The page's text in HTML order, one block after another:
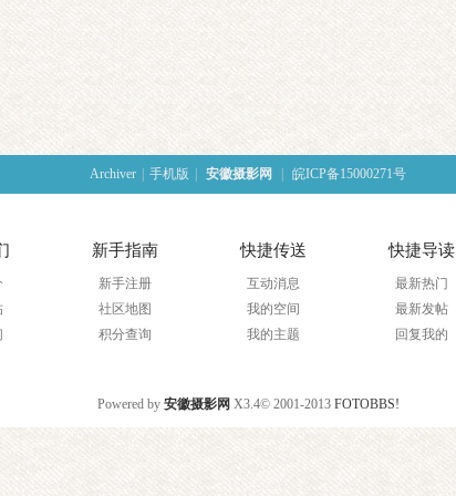
Archiver 手机版 安徽摄影网 皖ICP备15000271号
新手指南
新手注册
社区地图
积分查询
快捷传送
互动消息
我的空间
我的主题
快捷导读
最新热门
最新发帖
回复我的
Powered by 安徽摄影网 X3.4© 2001-2013 FOTOBBS!